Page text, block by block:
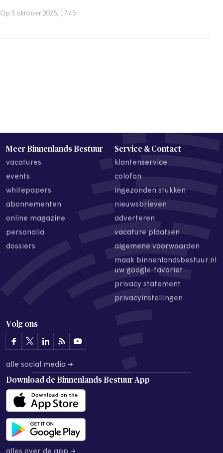
Op 5 oktober 2025, 17:45
Meer Binnenlands Bestuur
vacatures
events
whitepapers
abonnementen
online magazine
personalia
dossiers
Service & Contact
klantenservice
colofon
ingezonden stukken
nieuwsbrieven
adverteren
vacature plaatsen
algemene voorwaarden
maak binnenlandsbestuur.nl
uw google-favoriet
privacy statement
privacyinstellingen
Volg ons
alle social media →
Download de Binnenlands Bestuur App